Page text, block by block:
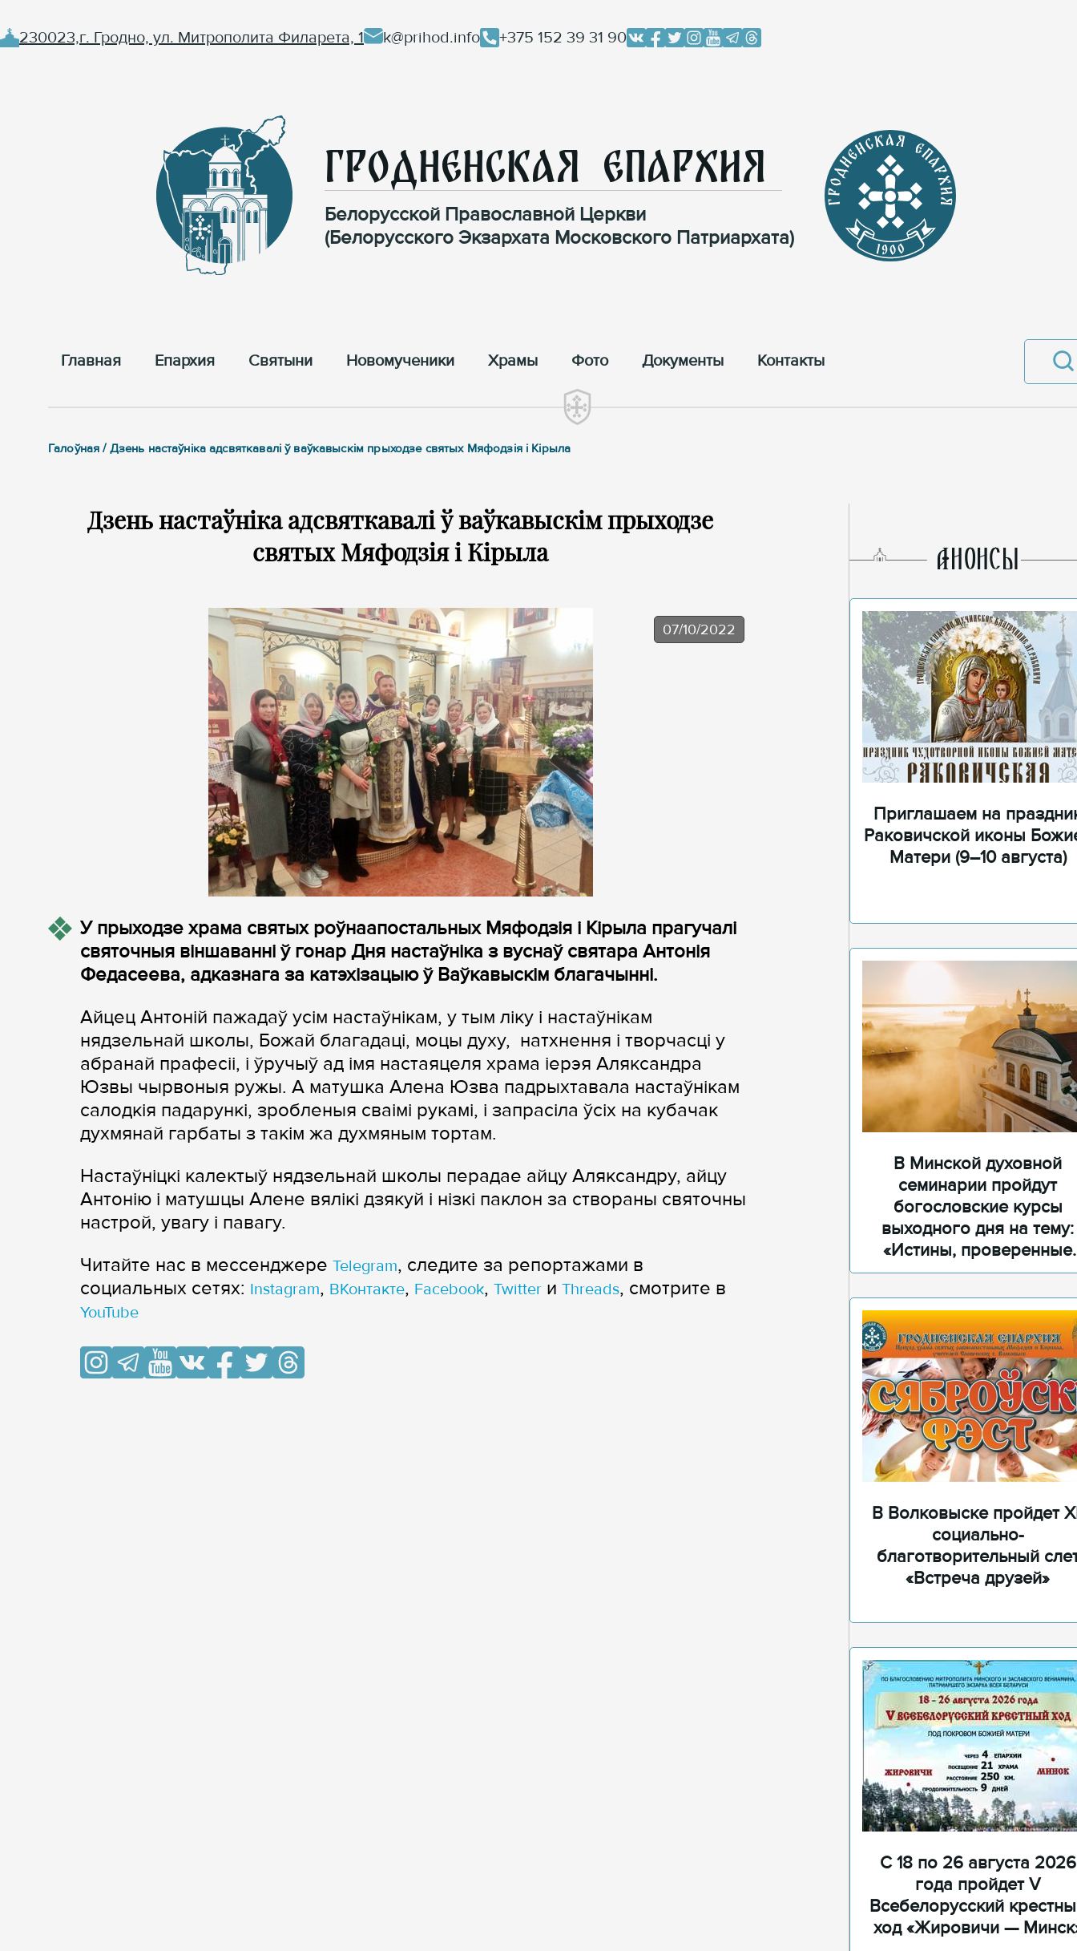
230023,г. Гродно, ул. Митрополита Филарета, 1 k@prihod.info +375 152 39 31 90
Гродненская Епархия
Белорусской Православной Церкви
(Белорусского Экзархата Московского Патриархата)
Главная Епархия Cвятыни Новомученики Храмы Фото Документы Контакты
Галоўная / Дзень настаўніка адсвяткавалі ў ваўкавыскім прыходзе святых Мяфодзія і Кірыла
Дзень настаўніка адсвяткавалі ў ваўкавыскім прыходзе
святых Мяфодзія і Кірыла
07/10/2022
У прыходзе храма святых роўнаапостальных Мяфодзія і Кірыла прагучалі
святочныя віншаванні ў гонар Дня настаўніка з вуснаў святара Антонія
Федасеева, адказнага за катэхізацыю ў Ваўкавыскім благачынні.
Айцец Антоній пажадаў усім настаўнікам, у тым ліку і настаўнікам
нядзельнай школы, Божай благадаці, моцы духу, натхнення і творчасці у
абранай прафесіі, і ўручыў ад імя настаяцеля храма іерэя Аляксандра
Юзвы чырвоныя ружы. А матушка Алена Юзва падрыхтавала настаўнікам
салодкія падарункі, зробленыя сваімі рукамі, і запрасіла ўсіх на кубачак
духмянай гарбаты з такім жа духмяным тортам.
Настаўніцкі калектыў нядзельнай школы перадае айцу Аляксандру, айцу
Антонію і матушцы Алене вялікі дзякуй і нізкі паклон за створаны святочны
настрой, увагу і павагу.
Читайте нас в мессенджере Telegram, следите за репортажами в
cоциальных сетях: Instagram, ВКонтакте, Facebook, Twitter и Threads, смотрите в
YouTube
AНОНСЫ
Приглашаем на
Раковичской иконы
Матери (9–10 августа)
В Минской духовной
семинарии пройдут
богословские курсы
выходного дня на тему:
«Истины, проверенные
временем»
В Волковыске пройдет
социально-
благотворительный
«Встреча друзей»
С 18 по 26 августа 2026
года пройдет V
Всебелорусский
ход «Жировичи —